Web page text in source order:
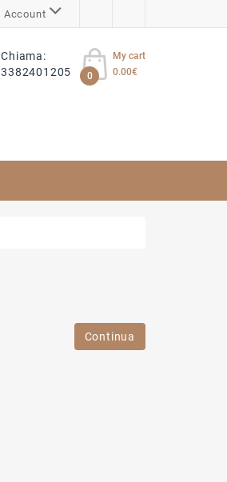
Account
Chiama:
3382401205
My cart
0
0.00€
Continua